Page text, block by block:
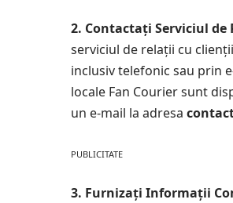
2. Contactați Serviciul de
serviciul de relații cu
inclusiv telefonic sau prin
locale Fan Courier sunt
un e-mail la adresa
PUBLICITATE
3. Furnizați Informații